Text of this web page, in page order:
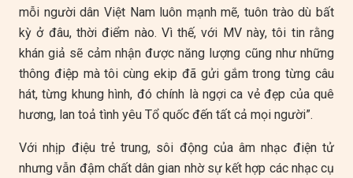
mỗi người dân Việt Nam luôn mạnh mẽ, tuôn trào dù bất
kỳ ở đâu, thời điểm nào. Vì thế, với MV này, tôi tin rằng
khán giả sẽ cảm nhận được năng lượng cũng như những
thông điệp mà tôi cùng ekip đã gửi gắm trong từng câu
hát, từng khung hình, đó chính là ngợi ca vẻ đẹp của quê
hương, lan toả tình yêu Tổ quốc đến tất cả mọi người”.
Với nhịp điệu trẻ trung, sôi động của âm nhạc điện tử
nhưng vẫn đậm chất dân gian nhờ sự kết hợp các nhạc cụ